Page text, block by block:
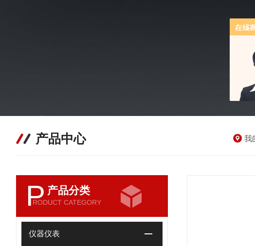
产品中心 我
P 产品分类
RODUCT CATEGORY
仪器仪表